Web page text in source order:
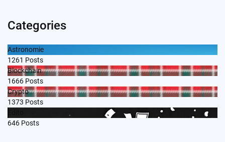
Categories
Astronomie
1261 Posts
Blockchain
1666 Posts
Crypto
1373 Posts
646 Posts